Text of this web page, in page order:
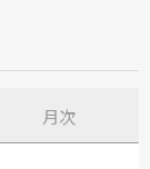
月次